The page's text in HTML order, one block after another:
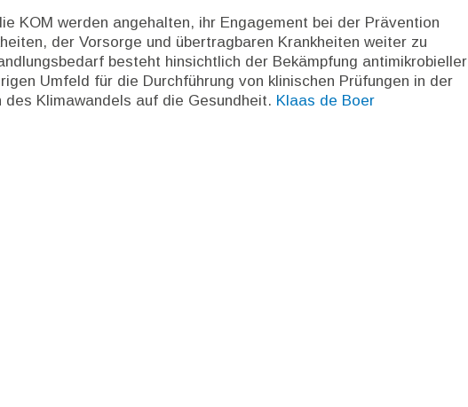
KOM werden angehalten, ihr Engagement bei der Prävention
der Vorsorge und übertragbaren Krankheiten weiter zu
besteht hinsichtlich der Bekämpfung antimikrobieller
Umfeld für die Durchführung von klinischen Prüfungen in der
des Klimawandels auf die Gesundheit. Klaas de Boer